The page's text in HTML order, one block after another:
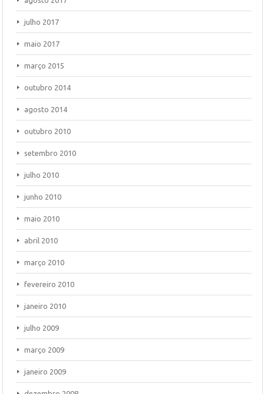
julho 2017
maio 2017
março 2015
outubro 2014
agosto 2014
outubro 2010
setembro 2010
julho 2010
junho 2010
maio 2010
abril 2010
março 2010
fevereiro 2010
janeiro 2010
julho 2009
março 2009
janeiro 2009